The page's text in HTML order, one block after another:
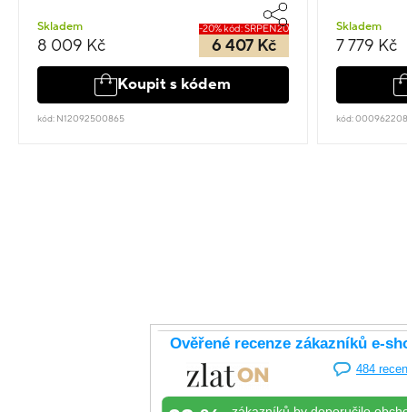
Skladem
8 009 Kč
-20% kód: SRPEN20
6 407 Kč
Koupit s kódem
kód: N12092500865
Skladem
7 779 Kč
kód: